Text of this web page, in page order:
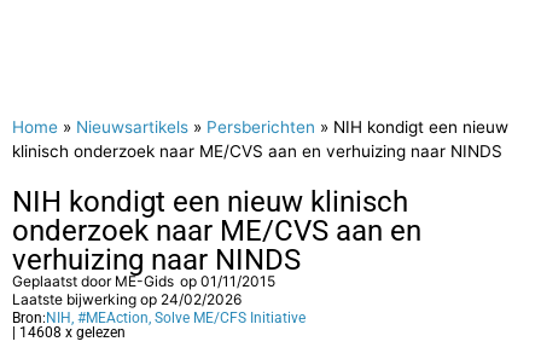
Home » Nieuwsartikels » Persberichten » NIH kondigt een nieuw
klinisch onderzoek naar ME/CVS aan en verhuizing naar NINDS
NIH kondigt een nieuw klinisch
onderzoek naar ME/CVS aan en
verhuizing naar NINDS
Geplaatst door ME-Gids op 01/11/2015
Laatste bijwerking op 24/02/2026
Bron: NIH, #MEAction, Solve ME/CFS Initiative
| 14608 x gelezen